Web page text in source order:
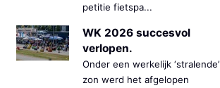
petitie fietspa...
WK 2026 succesvol
verlopen.
Onder een werkelijk ‘stralende’
zon werd het afgelopen